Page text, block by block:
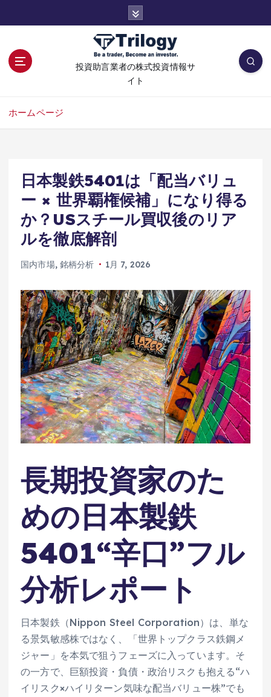
投資助言業者の株式投資情報サ
イト
ホームページ
日本製鉄5401は「配当バリュ
ー × 世界覇権候補」になり得る
か？USスチール買収後のリア
ルを徹底解剖
国内市場, 銘柄分析 1月 7, 2026
長期投資家のた
めの日本製鉄
5401“辛口”フル
分析レポート
日本製鉄（Nippon Steel Corporation）は、単な
る景気敏感株ではなく、「世界トップクラス鉄鋼メ
ジャー」を本気で狙うフェーズに入っています。そ
の一方で、巨額投資・負債・政治リスクも抱える“ハ
イリスク×ハイリターン気味な配当バリュー株”でも